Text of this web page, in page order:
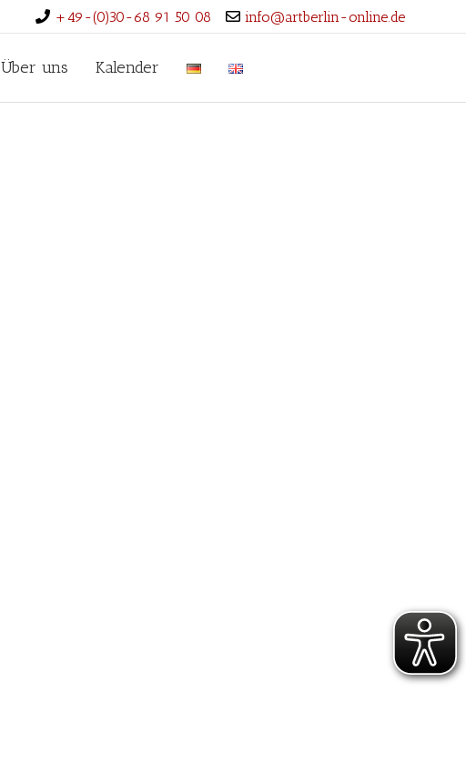
+49-(0)30-68 91 50 08 info@artberlin-online.de
Über uns Kalender